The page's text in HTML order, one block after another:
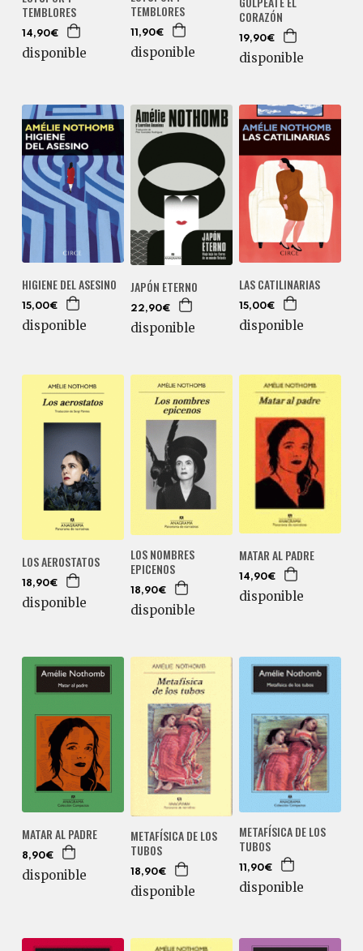
TEMBLORES
14,90€
disponible
TEMBLORES
11,90€
disponible
CORAZÓN
19,90€
disponible
HIGIENE DEL ASESINO
15,00€
disponible
JAPÓN ETERNO
22,90€
disponible
LAS CATILINARIAS
15,00€
disponible
LOS AEROSTATOS
18,90€
disponible
LOS NOMBRES
EPICENOS
18,90€
disponible
MATAR AL PADRE
14,90€
disponible
MATAR AL PADRE
8,90€
disponible
METAFÍSICA DE LOS
TUBOS
18,90€
disponible
METAFÍSICA DE LOS
TUBOS
11,90€
disponible